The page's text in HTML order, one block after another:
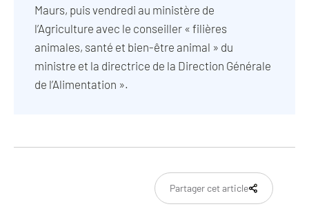
Maurs, puis vendredi au ministère de
l’Agriculture avec le conseiller « filières
animales, santé et bien-être animal » du
ministre et la directrice de la Direction Générale
de l’Alimentation ».
Partager cet article